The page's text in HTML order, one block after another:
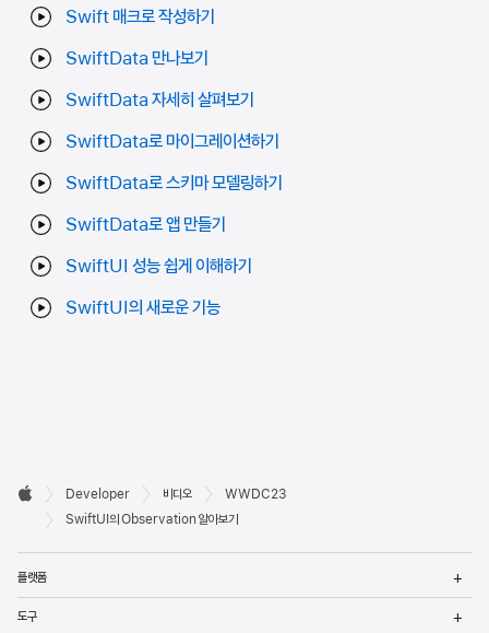
Swift 매크로 작성하기
SwiftData 만나보기
SwiftData 자세히 살펴보기
SwiftData로 마이그레이션하기
SwiftData로 스키마 모델링하기
SwiftData로 앱 만들기
SwiftUI 성능 쉽게 이해하기
SwiftUI의 새로운 기능
Developer
바닥글

Apple
Developer 비디오
WWDC23
SwiftUI의 Observation 알아보기
플랫폼
도구